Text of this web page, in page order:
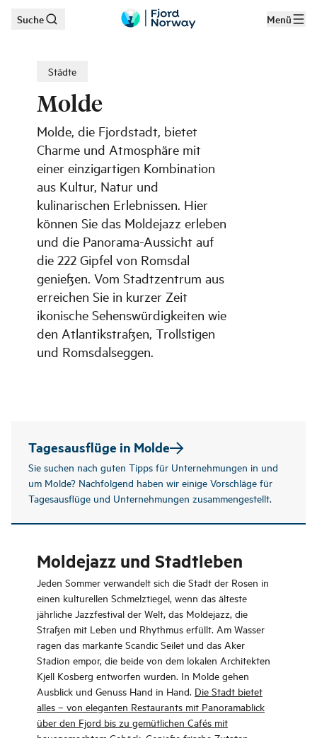
Zum Hauptinhalt
Suche Menü
Städte
Molde
Molde, die Fjordstadt, bietet
Charme und Atmosphäre mit
einer einzigartigen Kombination
aus Kultur, Natur und
kulinarischen Erlebnissen. Hier
können Sie das Moldejazz erleben
und die Panorama-Aussicht auf
die 222 Gipfel von Romsdal
genießen. Vom Stadtzentrum aus
erreichen Sie in kurzer Zeit
ikonische Sehenswürdigkeiten wie
den Atlantikstraßen, Trollstigen
und Romsdalseggen.
Tagesausflüge in Molde
Sie suchen nach guten Tipps für Unternehmungen in und
um Molde? Nachfolgend haben wir einige Vorschläge für
Tagesausflüge und Unternehmungen zusammengestellt.
Moldejazz und Stadtleben
Jeden Sommer verwandelt sich die Stadt der Rosen in
einen kulturellen Schmelztiegel, wenn das älteste
jährliche Jazzfestival der Welt, das Moldejazz, die
Straßen mit Leben und Rhythmus erfüllt. Am Wasser
ragen das markante Scandic Seilet und das Aker
Stadion empor, die beide von dem lokalen Architekten
Kjell Kosberg entworfen wurden. In Molde gehen
Ausblick und Genuss Hand in Hand. Die Stadt bietet
alles – von eleganten Restaurants mit Panoramablick
über den Fjord bis zu gemütlichen Cafés mit